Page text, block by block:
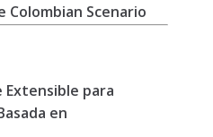
Colombian Scenario
para
en